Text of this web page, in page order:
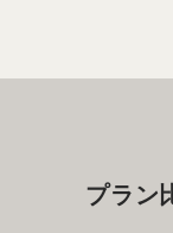
プラン